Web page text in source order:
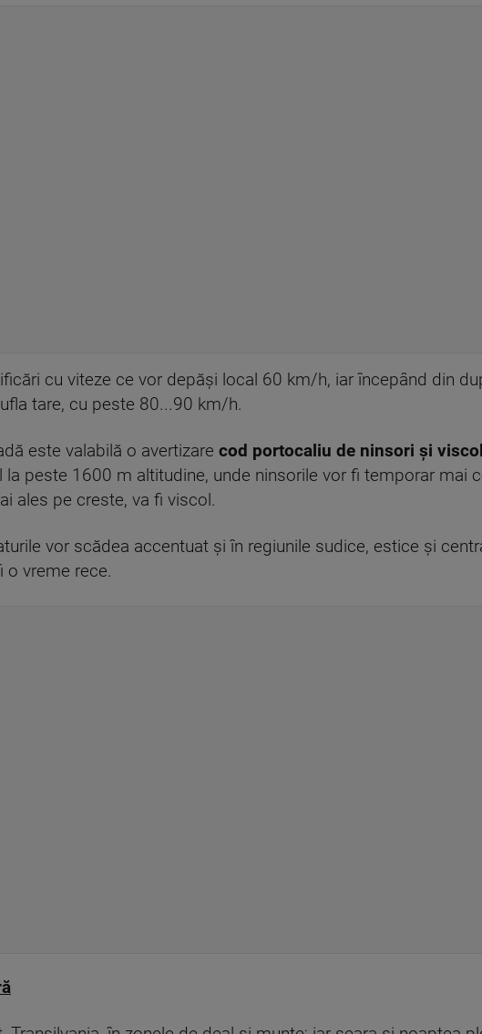
cu viteze ce vor depăşi local 60 km/h, iar începând din
tare, cu peste 80...90 km/h.
este valabilă o avertizare cod portocaliu de ninsori şi viscol
la peste 1600 m altitudine, unde ninsorile vor fi temporar mai
ales pe creste, va fi viscol.
vor scădea accentuat şi în regiunile sudice, estice şi
o vreme rece.